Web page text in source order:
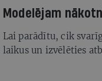
Modelējam
Lai parādītu, cik
laikus un izvēlēties